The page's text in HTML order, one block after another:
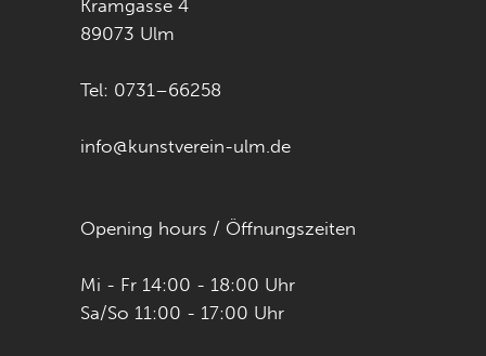
Kramgasse 4
89073 Ulm
Tel: 0731–66258
info@kunstverein-ulm.de
Opening hours / Öffnungszeiten
Mi - Fr 14:00 - 18:00 Uhr
Sa/So 11:00 - 17:00 Uhr